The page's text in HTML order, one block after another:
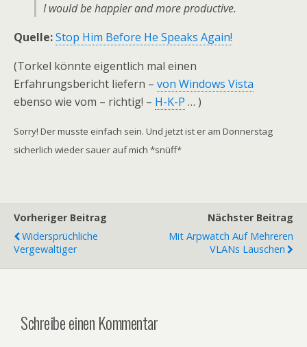
I would be happier and more productive.
Quelle:Stop Him Before He Speaks Again!
(Torkel könnte eigentlich mal einen
Erfahrungsbericht liefern – von Windows Vista
ebenso wie vom – richtig! – H-K-P … )
Sorry! Der musste einfach sein. Und jetzt ist er am Donnerstag
sicherlich wieder sauer auf mich *snüff*
Vorheriger Beitrag
Widersprüchliche
Vergewaltiger
Nächster Beitrag
Mit Arpwatch Auf Mehreren
VLANs Lauschen
Schreibe einen Kommentar